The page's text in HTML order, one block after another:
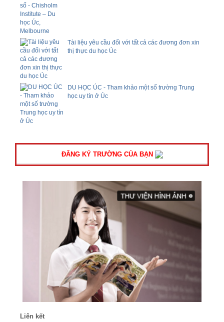
Tài liệu yêu cầu đối với tất cả các đương đơn xin
thị thực du học Úc
DU HỌC ÚC - Tham khảo một số trường Trung
học uy tín ở Úc
ĐĂNG KÝ TRƯỜNG CỦA BẠN
Liên kết